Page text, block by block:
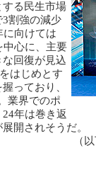
する民生市場
割強の減少
に向けては
中心に、主要
回復が見込
はじめとす
っており、
業界でのポ
年は巻き返
開されそうだ。
（